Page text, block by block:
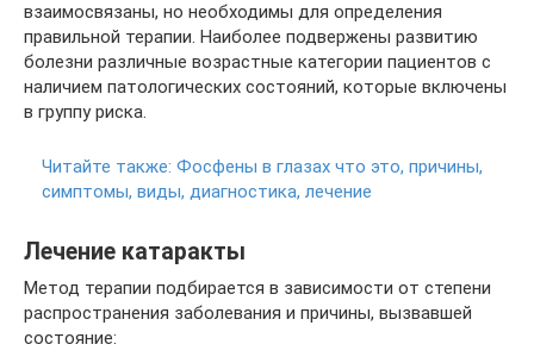
взаимосвязаны, но необходимы для определения
правильной терапии. Наиболее подвержены развитию
болезни различные возрастные категории пациентов с
наличием патологических состояний, которые включены
в группу риска.
Читайте также: Фосфены в глазах что это, причины,
симптомы, виды, диагностика, лечение
Лечение катаракты
Метод терапии подбирается в зависимости от степени
распространения заболевания и причины, вызвавшей
состояние: